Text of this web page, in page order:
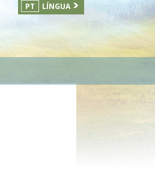
PT LÍNGUA